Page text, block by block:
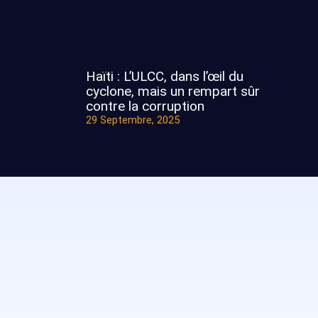
Haïti : L’ULCC, dans l’œil du
cyclone, mais un rempart sûr
contre la corruption
29 Septembre, 2025